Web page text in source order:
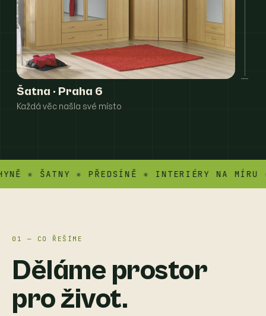
Šatna · Praha 6
Každá věc našla své místo
✳ ŠATNY ✳ PŘEDSÍNĚ ✳ INTERIÉRY NA MÍRU ✳
01 — CO ŘEŠÍME
Děláme prostor
pro život.